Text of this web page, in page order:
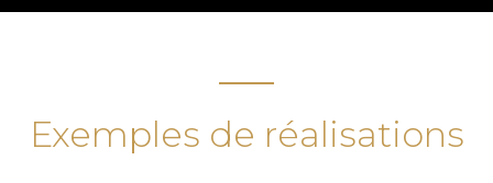
Exemples de réalisations